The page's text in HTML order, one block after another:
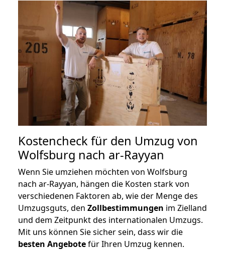
Kostencheck für den Umzug von
Wolfsburg nach ar-Rayyan
Wenn Sie umziehen möchten von Wolfsburg
nach ar-Rayyan, hängen die Kosten stark von
verschiedenen Faktoren ab, wie der Menge des
Umzugsguts, den Zollbestimmungen im Zielland
und dem Zeitpunkt des internationalen Umzugs.
Mit uns können Sie sicher sein, dass wir die
besten Angebotefür Ihren Umzug kennen.